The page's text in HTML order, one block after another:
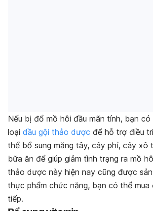
Nếu bị đổ mồ hôi đầu mãn tính, bạn
loại dầu gội thảo dược để hỗ trợ điều
thể bổ sung măng tây, cây phỉ, cây xô
bữa ăn để giúp giảm tình trạng ra mồ
thảo dược này hiện nay cũng được
thực phẩm chức năng, bạn có thể mua
tiếp.